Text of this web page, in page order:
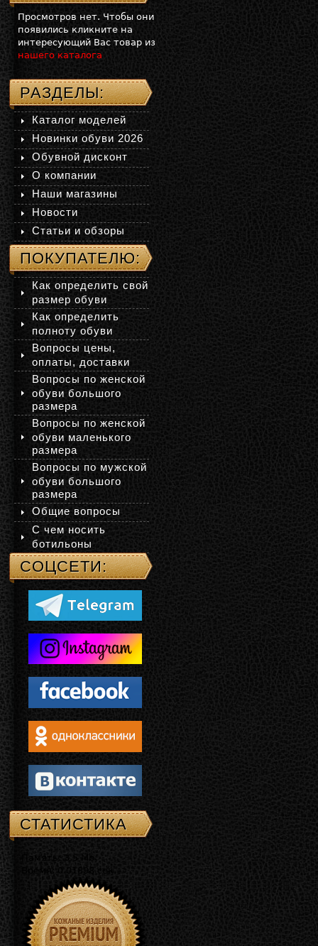
Просмотров нет. Чтобы они
появились кликните на
интересующий Вас товар из
нашего каталога
РАЗДЕЛЫ:
Каталог моделей
Новинки обуви 2026
Обувной дисконт
О компании
Наши магазины
Новости
Статьи и обзоры
ПОКУПАТЕЛЮ:
Как определить свой
размер обуви
Как определить
полноту обуви
Вопросы цены,
оплаты, доставки
Вопросы по женской
обуви большого
размера
Вопросы по женской
обуви маленького
размера
Вопросы по мужской
обуви большого
размера
Общие вопросы
С чем носить
ботильоны
СОЦСЕТИ:
СТАТИСТИКА
Память: 3.5 Mb
Время: 0.01898 сек.